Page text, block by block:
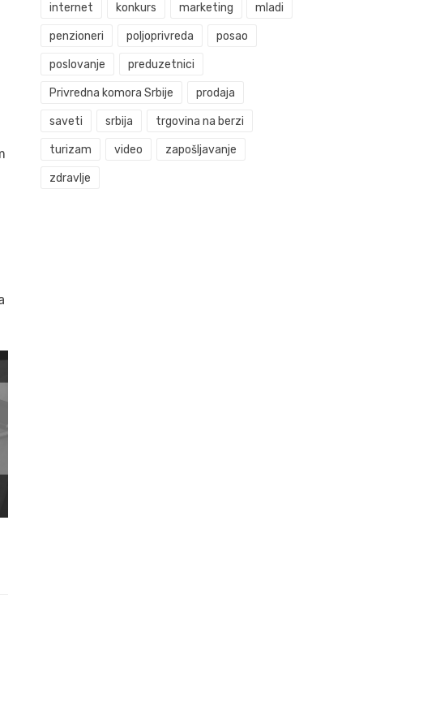
internet konkurs marketing mladi
penzioneri poljoprivreda posao
poslovanje preduzetnici
Privredna komora Srbije prodaja
saveti srbija trgovina na berzi
turizam video zapošljavanje
zdravlje